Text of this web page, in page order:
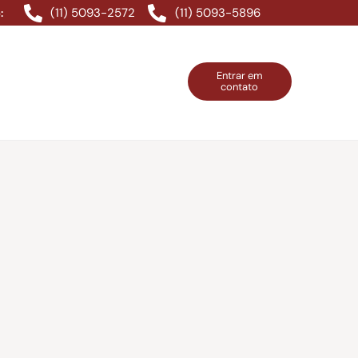
(11) 5093-2572 (11) 5093-5896
Entrar em
contato